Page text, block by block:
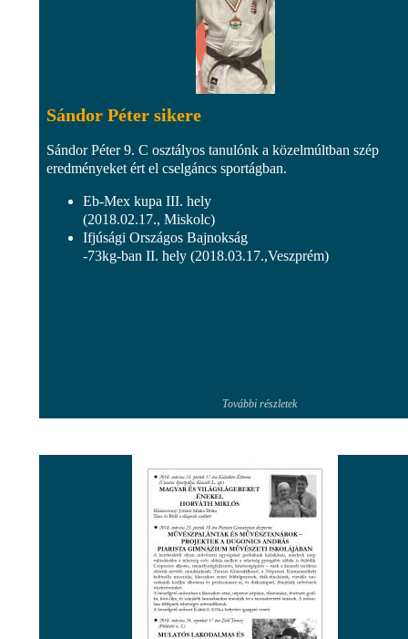
Sándor Péter sikere
Sándor Péter 9. C osztályos tanulónk a közelmúltban szép
eredményeket ért el cselgáncs sportágban.
Eb-Mex kupa III. hely
(2018.02.17., Miskolc)
Ifjúsági Országos Bajnokság
-73kg-ban II. hely (2018.03.17.,Veszprém)
További részletek